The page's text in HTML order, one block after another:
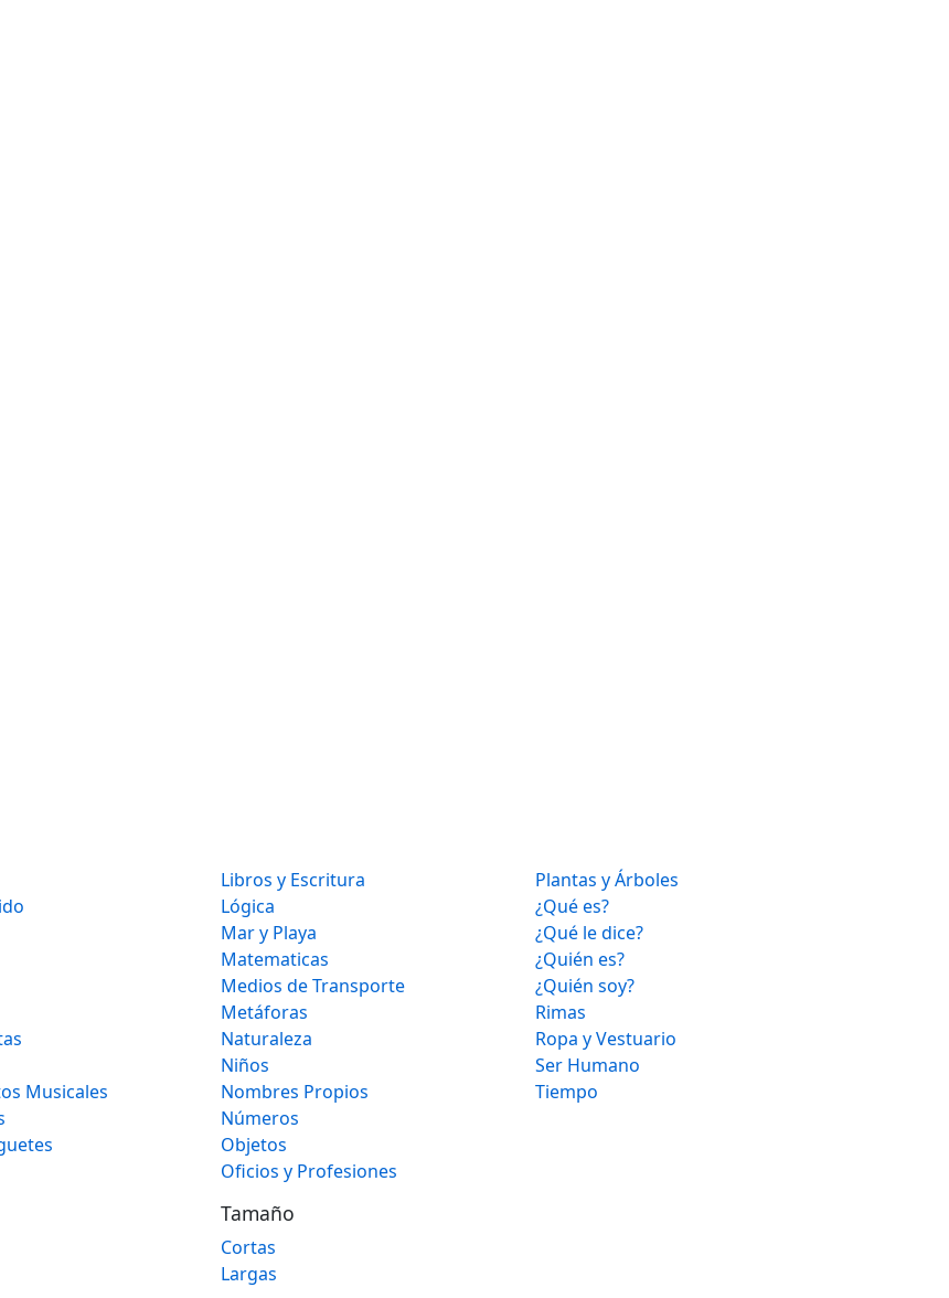
Musicales
Libros y Escritura
Lógica
Mar y Playa
Matematicas
Medios de Transporte
Metáforas
Naturaleza
Niños
Nombres Propios
Números
Objetos
Oficios y Profesiones
Plantas y Árboles
¿Qué es?
¿Qué le dice?
¿Quién es?
¿Quién soy?
Rimas
Ropa y Vestuario
Ser Humano
Tiempo
Tamaño
Cortas
Largas